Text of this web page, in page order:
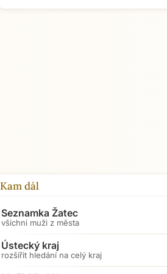
Kam dál
Seznamka Žatec
všichni muži z města
Ústecký kraj
rozšířit hledání na celý kraj